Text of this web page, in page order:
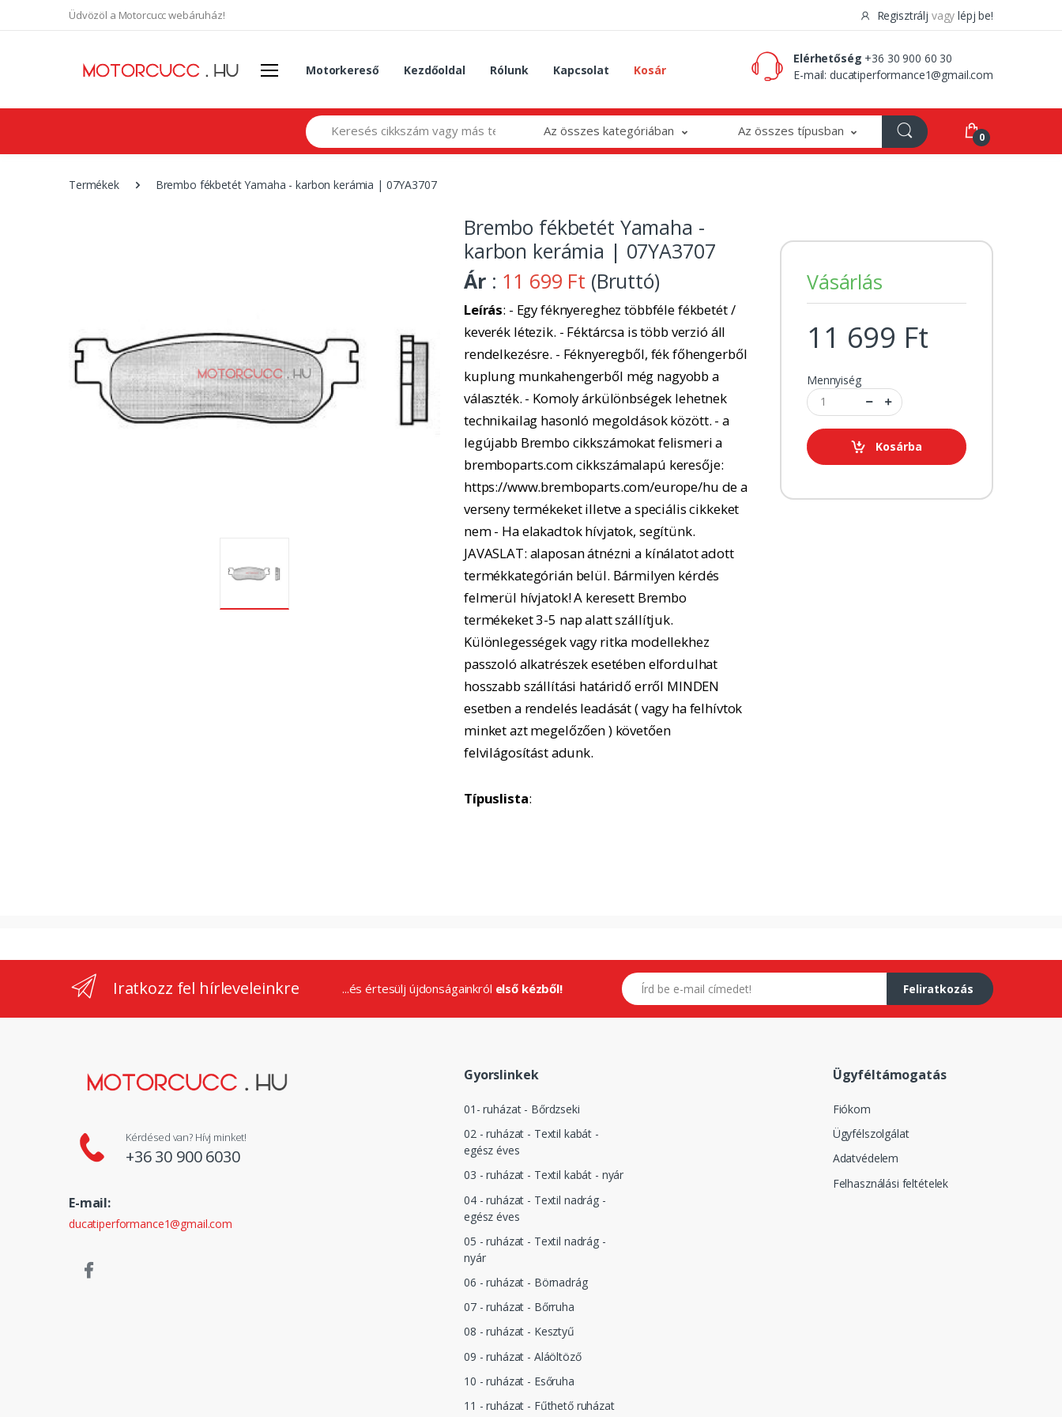
Üdvözöl a Motorcucc webáruház! Regisztrálj vagy lépj be!
Motorkereső Kezdőoldal Rólunk Kapcsolat Kosár
Elérhetőség +36 30 900 60 30
E-mail:ducatiperformance1@gmail.com
Search Az összes kategóriában Az összes típusban 0
Termékek Brembo fékbetét Yamaha - karbon kerámia | 07YA3707
Brembo fékbetét Yamaha -
karbon kerámia | 07YA3707
Ár : 11 699 Ft (Bruttó)
Leírás: - Egy féknyereghez többféle fékbetét /
keverék létezik. - Féktárcsa is több verzió áll
rendelkezésre. - Féknyeregből, fék főhengerből
kuplung munkahengerből még nagyobb a
választék. - Komoly árkülönbségek lehetnek
technikailag hasonló megoldások között. - a
legújabb Brembo cikkszámokat felismeri a
bremboparts.com cikkszámalapú keresője:
https://www.bremboparts.com/europe/hu de a
verseny termékeket illetve a speciális cikkeket
nem - Ha elakadtok hívjatok, segítünk.
JAVASLAT: alaposan átnézni a kínálatot adott
termékkategórián belül. Bármilyen kérdés
felmerül hívjatok! A keresett Brembo
termékeket 3-5 nap alatt szállítjuk.
Különlegességek vagy ritka modellekhez
passzoló alkatrészek esetében elfordulhat
hosszabb szállítási határidő erről MINDEN
esetben a rendelés leadását ( vagy ha felhívtok
minket azt megelőzően ) követően
felvilágosítást adunk.
Típuslista:
Vásárlás
11 699 Ft
Mennyiség
Kosárba
Iratkozz fel hírleveleinkre ...és értesülj újdonságainkról első kézből!
E-mail címed
Feliratkozás
Kérdésed van? Hívj minket!
+36 30 900 6030
E-mail:
ducatiperformance1@gmail.com
Gyorslinkek
01- ruházat - Bőrdzseki
02 - ruházat - Textil kabát -
egész éves
03 - ruházat - Textil kabát - nyár
04 - ruházat - Textil nadrág -
egész éves
05 - ruházat - Textil nadrág -
nyár
06 - ruházat - Börnadrág
07 - ruházat - Bőrruha
08 - ruházat - Kesztyű
09 - ruházat - Aláöltöző
10 - ruházat - Esőruha
11 - ruházat - Fűthető ruházat
Ügyféltámogatás
Fiókom
Ügyfélszolgálat
Adatvédelem
Felhasználási feltételek